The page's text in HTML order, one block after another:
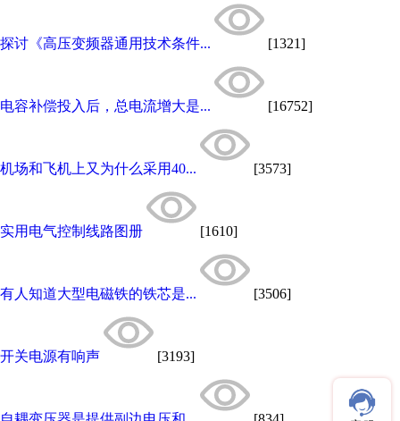
探讨《高压变频器通用技术条件... [1321]
电容补偿投入后，总电流增大是... [16752]
机场和飞机上又为什么采用40... [3573]
实用电气控制线路图册 [1610]
有人知道大型电磁铁的铁芯是... [3506]
开关电源有响声 [3193]